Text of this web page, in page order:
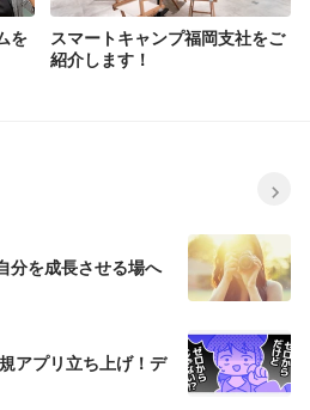
を
スマートキャンプ福岡支社をご
紹介します！
分を成長させる場へ
アプリ立ち上げ！デ